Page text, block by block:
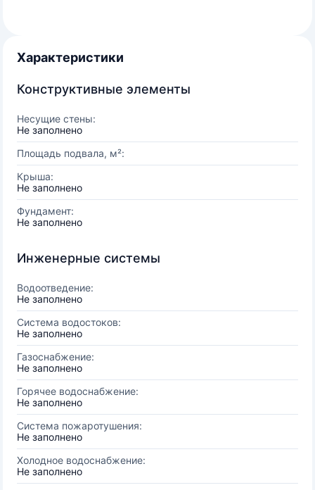
Характеристики
Конструктивные элементы
Несущие стены:
Не заполнено
Площадь подвала, м²:
Крыша:
Не заполнено
Фундамент:
Не заполнено
Инженерные системы
Водоотведение:
Не заполнено
Система водостоков:
Не заполнено
Газоснабжение:
Не заполнено
Горячее водоснабжение:
Не заполнено
Система пожаротушения:
Не заполнено
Холодное водоснабжение:
Не заполнено